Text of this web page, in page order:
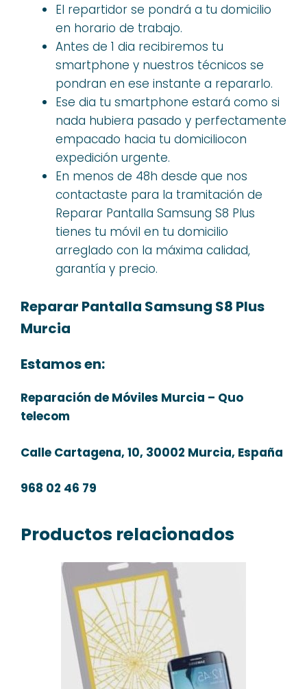
El repartidor se pondrá a tu domicilio
en horario de trabajo.
Antes de 1 dia recibiremos tu
smartphone y nuestros técnicos se
pondran en ese instante a repararlo.
Ese dia tu smartphone estará como si
nada hubiera pasado y perfectamente
empacado hacia tu domiciliocon
expedición urgente.
En menos de 48h desde que nos
contactaste para la tramitación de
Reparar Pantalla Samsung S8 Plus
tienes tu móvil en tu domicilio
arreglado con la máxima calidad,
garantía y precio.
Reparar Pantalla Samsung S8 Plus
Murcia
Estamos en:
Reparación de Móviles Murcia – Quo
telecom
Calle Cartagena, 10, 30002 Murcia, España
968 02 46 79
Productos relacionados